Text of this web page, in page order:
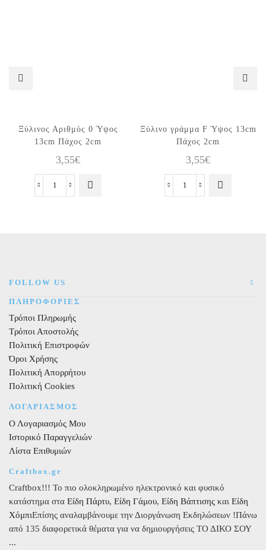
Ξύλινoς Αριθμός 0 Ύψος
13cm Πάχος 2cm
3,55€
Ξύλινoς
ποσότητα
Ξύλινo γράμμα F Ύψος 13cm
Πάχος 2cm
3,55€
Ξύλινo
FOLLOW US
ΠΛΗΡΟΦΟΡΙΕΣ
Τρόποι Πληρωμής
Τρόποι Αποστολής
Πολιτική Επιστροφών
Όροι Χρήσης
Πολιτική Απορρήτου
Πολιτική Cookies
ΛΟΓΑΡΙΑΣΜΟΣ
Ο Λογαριασμός Μου
Ιστορικό Παραγγελιών
Λίστα Επιθυμιών
Craftbox.gr
Craftbox!!! Το πιο ολοκληρωμένο ηλεκτρονικό και φυσικό
κατάστημα στα Είδη Πάρτυ, Είδη Γάμου, Είδη Βάπτισης και Είδη
ΧόμπιΕπίσης αναλαμβάνουμε την Διοργάνωση Εκδηλώσεων !Πάνω
από 135 διαφορετικά θέματα για να δημιουργήσεις ΤΟ ΔΙΚΟ ΣΟΥ
...